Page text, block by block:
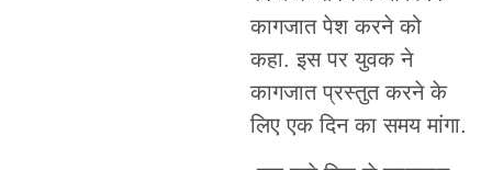
कागजात पेश करने को
कहा. इस पर युवक ने
कागजात प्रस्तुत करने के
लिए एक दिन का समय मांगा.